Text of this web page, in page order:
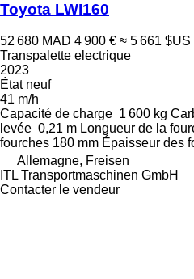
Toyota LWI160
52 680 MAD 4 900 € ≈ 5 661 $US
Transpalette electrique
2023
Étatneuf
41 m/h
Capacité de charge 1 600 kg
levée 0,21 m Longueur de la
fourches 180 mm Épaisseur des
Allemagne, Freisen
ITL Transportmaschinen GmbH
Contacter le vendeur